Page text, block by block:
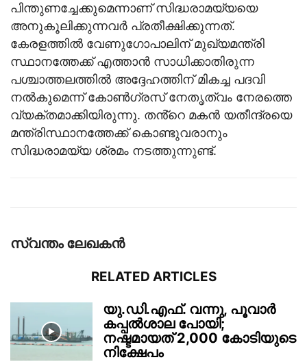
പിന്തുണച്ചേക്കുമെന്നാണ് സിദ്ധരാമയ്യയെ
അനുകൂലിക്കുന്നവർ പ്രതീക്ഷിക്കുന്നത്.
കേരളത്തിൽ വേണുഗോപാലിന് മുഖ്യമന്ത്രി
സ്ഥാനത്തേക്ക് എത്താൻ സാധിക്കാതിരുന്ന
പശ്ചാത്തലത്തിൽ അദ്ദേഹത്തിന് മികച്ച പദവി
നൽകുമെന്ന് കോൺഗ്രസ് നേതൃത്വം നേരത്തെ
വ്യക്തമാക്കിയിരുന്നു. തൻ്റെ മകൻ യതീന്ദ്രയെ
മന്ത്രിസ്ഥാനത്തേക്ക് കൊണ്ടുവരാനും
സിദ്ധരാമയ്യ ശ്രമം നടത്തുന്നുണ്ട്.
സ്വന്തം ലേഖകന്‍
RELATED ARTICLES
യു.ഡി.എഫ്. വന്നു, പൂവാർ
കപ്പൽശാല പോയി;
നഷ്ടമായത് 2,000 കോടിയുടെ
നിക്ഷേപം